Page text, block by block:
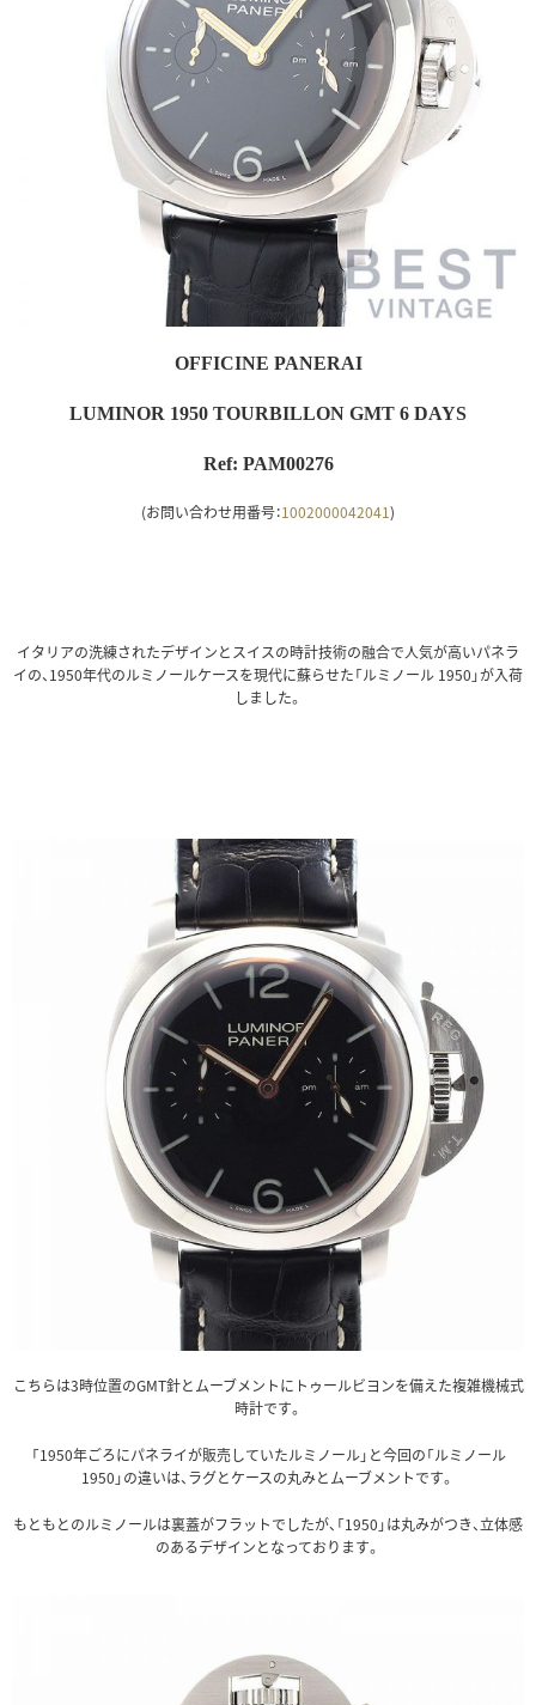
OFFICINE PANERAI
LUMINOR 1950 TOURBILLON GMT 6 DAYS
Ref: PAM00276
(お問い合わせ用番号：1002000042041)
イタリアの洗練されたデザインとスイスの時計技術の融合で人気が高いパネラ
イの、1950年代のルミノールケースを現代に蘇らせた「ルミノール 1950」が入荷
しました。
こちらは3時位置のGMT針とムーブメントにトゥールビヨンを備えた複雑機械式
時計です。
「1950年ごろにパネライが販売していたルミノール」と今回の「ルミノール
1950」の違いは、ラグとケースの丸みとムーブメントです。
もともとのルミノールは裏蓋がフラットでしたが、「1950」は丸みがつき、立体感
のあるデザインとなっております。